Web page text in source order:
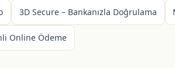
3D Secure – Bankanızla Doğrulama
Online Ödeme